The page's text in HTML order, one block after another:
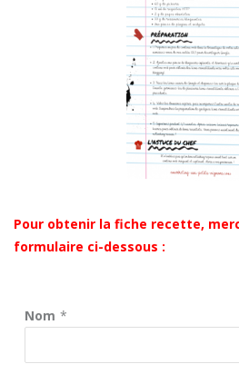
Pour obtenir la fiche recette,
formulaire ci-dessous :
Nom *